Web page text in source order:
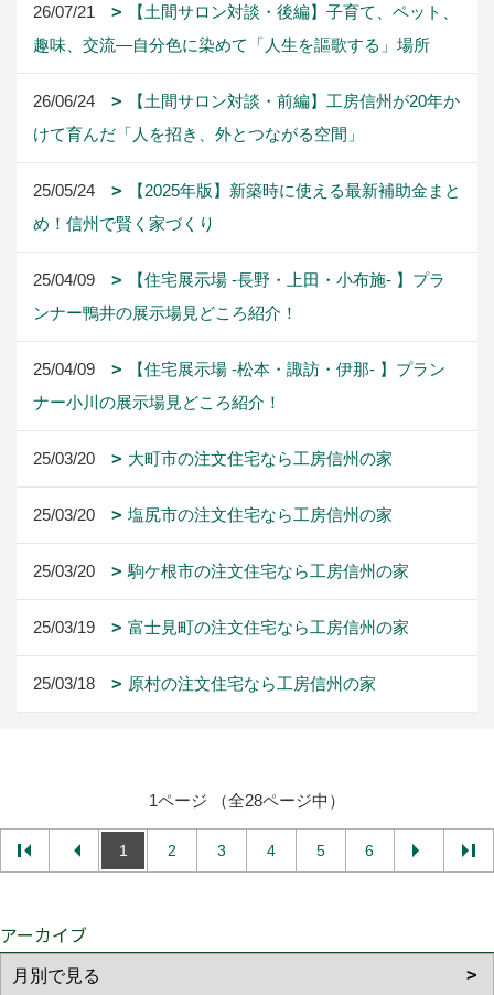
26/07/21
【土間サロン対談・後編】子育て、ペット、
趣味、交流―自分色に染めて「人生を謳歌する」場所
26/06/24
【土間サロン対談・前編】工房信州が20年か
けて育んだ「人を招き、外とつながる空間」
25/05/24
【2025年版】新築時に使える最新補助金まと
め！信州で賢く家づくり
25/04/09
【住宅展示場 -長野・上田・小布施- 】プラ
ンナー鴨井の展示場見どころ紹介！
25/04/09
【住宅展示場 -松本・諏訪・伊那- 】プラン
ナー小川の展示場見どころ紹介！
25/03/20 大町市の注文住宅なら工房信州の家
25/03/20 塩尻市の注文住宅なら工房信州の家
25/03/20 駒ケ根市の注文住宅なら工房信州の家
25/03/19 富士見町の注文住宅なら工房信州の家
25/03/18 原村の注文住宅なら工房信州の家
1ページ （全28ページ中）
1 2 3 4 5 6
アーカイブ